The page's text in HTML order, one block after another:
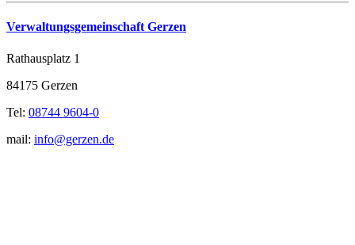
Verwaltungsgemeinschaft Gerzen
Rathausplatz 1
84175 Gerzen
Tel: 08744 9604-0
mail: info@gerzen.de